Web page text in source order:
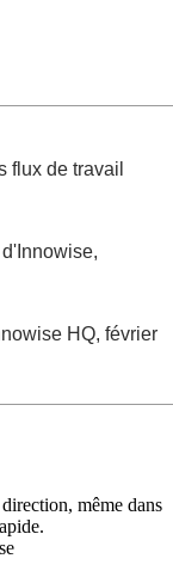
flux de travail
HQ, février
même dans